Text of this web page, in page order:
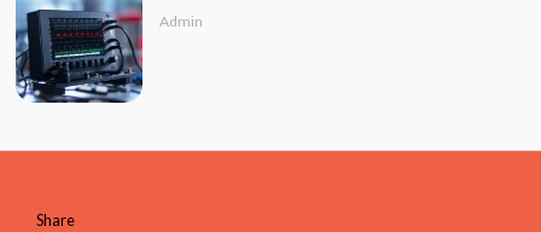
Admin
Share